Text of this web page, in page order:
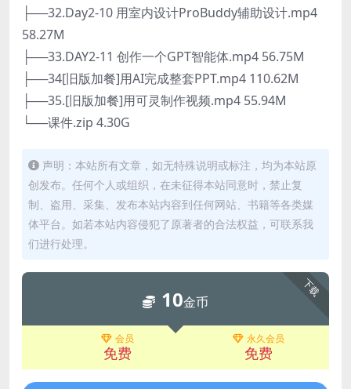
├──32.Day2-10 用室内设计ProBuddy辅助设计.mp4
58.27M
├──33.DAY2-11 创作一个GPT智能体.mp4 56.75M
├──34[旧版加餐]用AI完成整套PPT.mp4 110.62M
├──35.[旧版加餐]用可灵制作视频.mp4 55.94M
└──课件.zip 4.30G
声明：本站所有文章，如无特殊说明或标注，均为本站原
创发布。任何个人或组织，在未征得本站同意时，禁止复
制、盗用、采集、发布本站内容到任何网站、书籍等各类媒
体平台。如若本站内容侵犯了原著者的合法权益，可联系我
们进行处理。
下载
10金币
会员
免费
永久会员
免费